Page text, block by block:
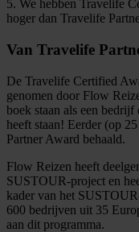
5. We hebben Travelife
hoger dan Travelife
Van Travelife
De Travelife Certified
genomen door Flow
boek staan als een
heeft staan! Eerder (op
Partner Award behaald.
Flow Reizen heeft
SUSTOUR-project en
kader van het
600 bedrijven uit 35
aan dit programma.